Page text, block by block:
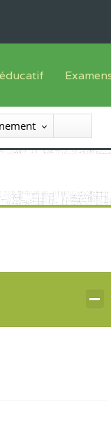
Enseignements
d'étudesListe des